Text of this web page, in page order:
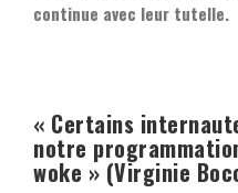
continue avec leur tutelle.
« Certains
notre
woke » (Virginie